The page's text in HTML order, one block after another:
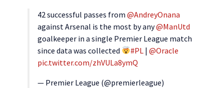
42 successful passes from @AndreyOnana
against Arsenal is the most by any@ManUtd
goalkeeper in a single Premier League match
since data was collected
#PL |@Oracle
pic.twitter.com/zhVULa8ymQ
— Premier League (@premierleague)